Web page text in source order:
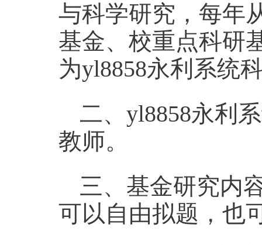
与科学研究，每年
基金、校重点科研
为yl8858永利系统
二、yl8858永利
教师。
三、基金研究内
可以自由拟题，也